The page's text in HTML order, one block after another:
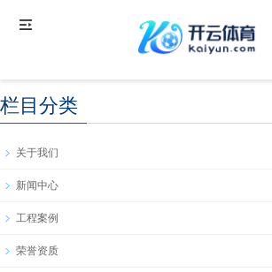
栏目分类
关于我们
新闻中心
工程案例
荣誉资质